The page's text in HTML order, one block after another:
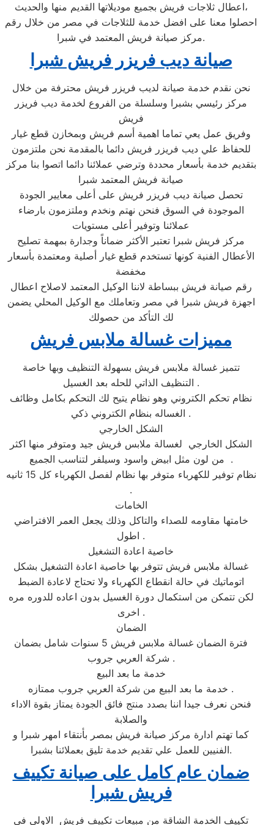
اعطال ثلاجات فريش بجميع موديلاتها القديم منها والحديث،
احصلوا معنا على افضل خدمة للثلاجات في مصر من خلال رقم
مركز صيانة فريش المعتمد في شبرا.
صيانة ديب فريزر فريش شبرا
نحن نقدم خدمة صيانة لديب فريزر فريش محترفة من خلال
مركز رئيسي بشبرا وسلسلة من الفروع لخدمة ديب فريزر
فريش
وفريق عمل يعي تماما اهمية أسم فريش وبمخازن قطع غيار
للحفاظ علي ديب فريزر فريش دائما بالمقدمة نحن ملتزمون
بتقديم خدمة بأسعار محددة وترضي عملائنا دائما اتصوا بنا مركز
صيانة فريش المعتمد شبرا
تحصل صيانة ديب فريزر فريش على أعلى معايير الجودة
الموجودة في السوق فنحن نهتم ونخدم وملتزمون بارضاء
عملائنا وتوفير أعلى مستويات
مركز فريش شبرا تعتبر الأكثر ضماناً وجدارة بمهمة تصليح
الأعطال الفنية كونها تستخدم قطع غيار أصلية ومعتمدة بأسعار
مخفضة
رقم صيانة فريش ببساطة لاننا الوكيل المعتمد لاصلاح اعطال
اجهزة فريش شبرا في مصر وتعاملك مع الوكيل المحلي يضمن
لك التأكد من حصولك
مميزات غسالة ملابس فريش
تتميز غسالة ملابس فريش بسهولة التنظيف وبها خاصة
التنظيف الذاتي للحله بعد الغسيل .
نظام تحكم الكتروني وهو نظام يتيح لك التحكم بكامل وظائف
الغساله بنظام الكتروني ذكي .
الشكل الخارجي
الشكل الخارجي لغسالة ملابس فريش جيد ومتوفر منها اكثر
من لون مثل ابيض واسود وسيلفر لتناسب الجميع .
نظام توفير للكهرباء متوفر بها نظام لفصل الكهرباء كل 15 ثانيه
.
الخامات
خامتها مقاومه للصداء والتاكل وذلك يجعل العمر الافتراضي
اطول .
خاصية اعادة التشغيل
غسالة ملابس فريش تتوفر بها خاصية اعادة التشغيل بشكل
اتوماتيك في حالة انقطاع الكهرباء ولا تحتاج لاعادة الضبط
لكن تتمكن من استكمال دورة الغسيل بدون اعاده للدوره مره
اخرى .
الضمان
فترة الضمان غسالة ملابس فريش 5 سنوات شامل بضمان
شركة العربي جروب .
خدمة ما بعد البيع
خدمة ما بعد البيع من شركة العربي جروب ممتازه .
فنحن نعرف جيدا اننا بصدد منتج فائق الجودة يمتاز بقوة الاداء
والصلابة
كما تهتم ادارة مركز صيانة فريش بمصر بأنتقاء امهر شبرا و
الفنيين للعمل علي تقديم خدمة تليق بعملائنا بشبرا.
ضمان عام كامل على صيانة تكييف
فريش شبرا
تكييف الخدمة الشاقة من مبيعات تكييف فريش الاولى فى